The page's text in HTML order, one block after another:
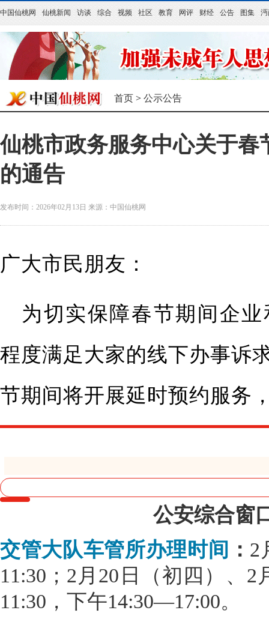
中国仙桃网 仙桃新闻 访谈 综合 视频 社区 教育 网评 财经 公告 图集
首页 > 公示公告
仙桃市政务服务中心关于
的通告
发布时间：2026年02月13日 来源： 中国仙桃网
广大市民朋友：
为切实保障春节期间企
程度满足大家的线下办事诉
节期间将开展延时预约服务
公安综合窗
交管大队车管所办理时间 ： 2
11:30；2月20日（初四）、
11:30，下午14:30—17:00。